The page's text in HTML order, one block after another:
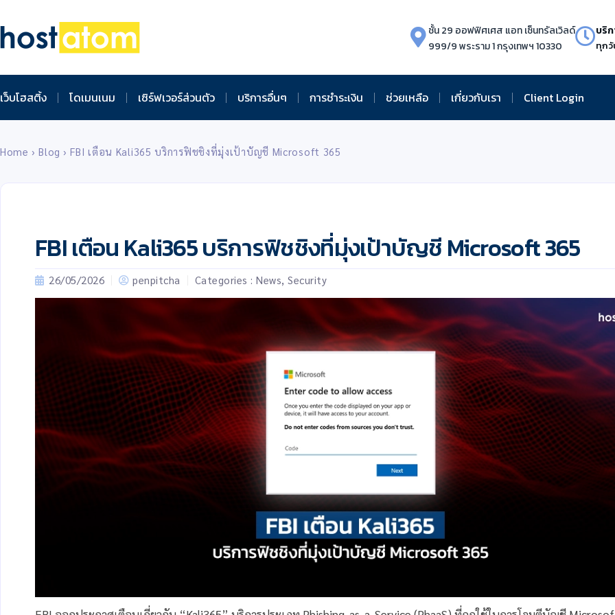
ชั้น 29 ออฟฟิศเศส แอท เซ็นทรัลเวิลด์
999/9 พระราม 1 กรุงเทพฯ 10330
บริ
ทุกวั
เว็บโฮสติ้ง โดเมนเนม เซิร์ฟเวอร์ส่วนตัว บริการอื่นๆ การชำระเงิน ช่วยเหลือ เกี่ยวกับเรา Client Login
Home ›Blog ›FBI เตือน Kali365 บริการฟิชชิงที่มุ่งเป้าบัญชี Microsoft 365
FBI เตือน Kali365 บริการฟิชชิงที่มุ่งเป้าบัญชี Microsoft 365
26/05/2026 penpitcha Categories : News, Security